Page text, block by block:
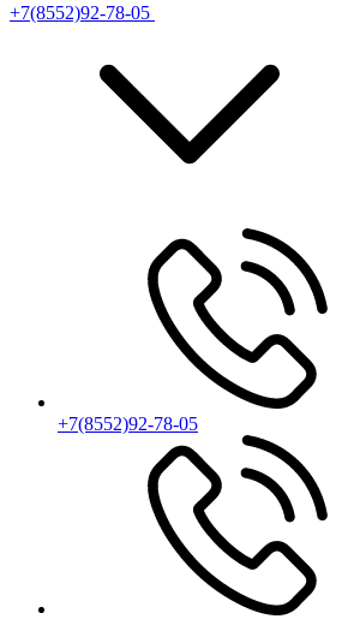
+7(8552)92-78-05
+7(8552)92-78-05